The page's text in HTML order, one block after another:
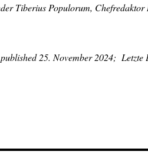
Tiberius Populorum,
25. November 2024; Letzte